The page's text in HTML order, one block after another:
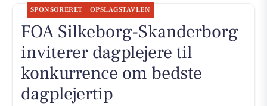
SPONSORERET OPSLAGSTAVLEN
FOA Silkeborg-Skanderborg
inviterer dagplejere til
konkurrence om bedste
dagplejertip